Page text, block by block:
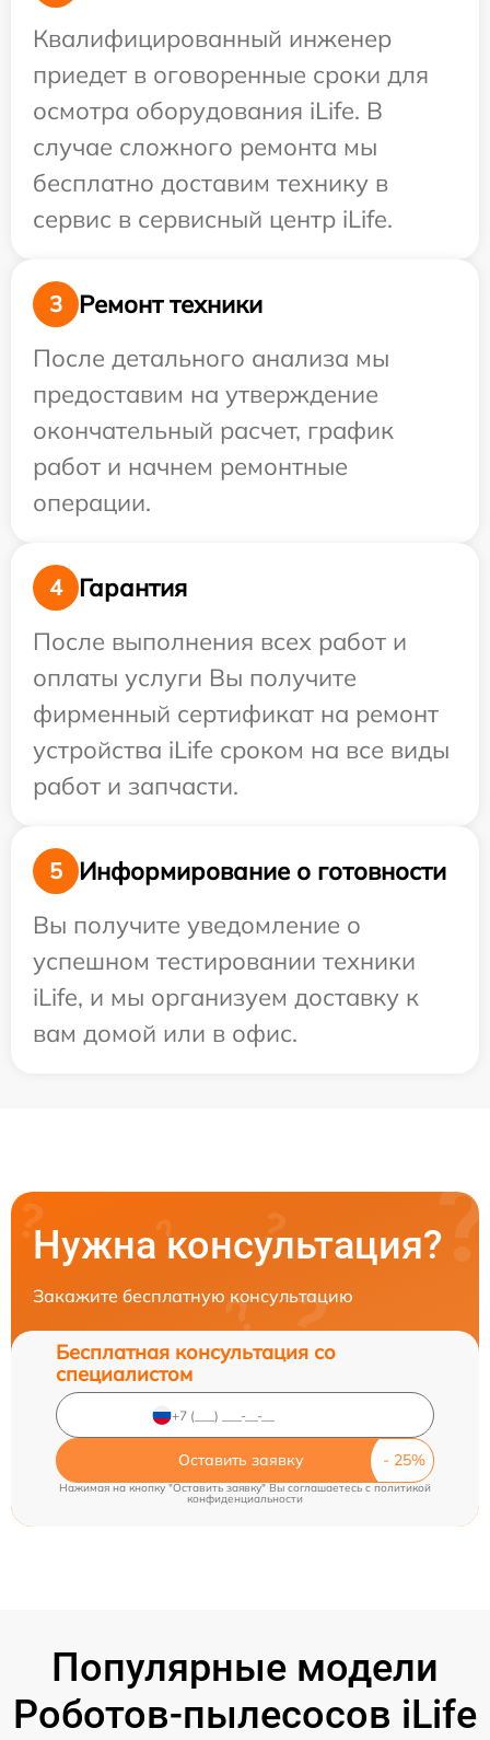
Квалифицированный инженер
приедет в оговоренные сроки для
осмотра оборудования iLife. В
случае сложного ремонта мы
бесплатно доставим технику в
сервис в сервисный центр iLife.
3
Ремонт техники
После детального анализа мы
предоставим на утверждение
окончательный расчет, график
работ и начнем ремонтные
операции.
4
Гарантия
После выполнения всех работ и
оплаты услуги Вы получите
фирменный сертификат на ремонт
устройства iLife сроком на все виды
работ и запчасти.
5
Информирование о готовности
Вы получите уведомление о
успешном тестировании техники
iLife, и мы организуем доставку к
вам домой или в офис.
Нужна консультация?
Закажите бесплатную консультацию
Бесплатная консультация со
специалистом
Оставить заявку
Нажимая на кнопку "Оставить заявку" Вы соглашаетесь c политикой
конфиденциальности
Популярные модели
Роботов-пылесосов iLife